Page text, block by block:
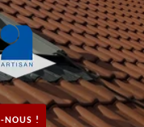
NOUS !